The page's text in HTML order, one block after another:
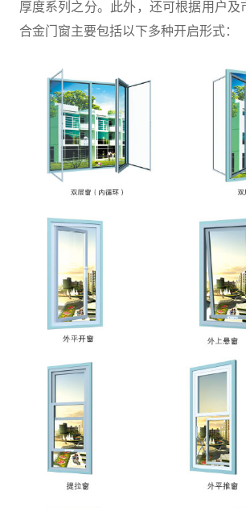
厚度系列之分。此外，还可根据用户
合金门窗主要包括以下多种开启形式：